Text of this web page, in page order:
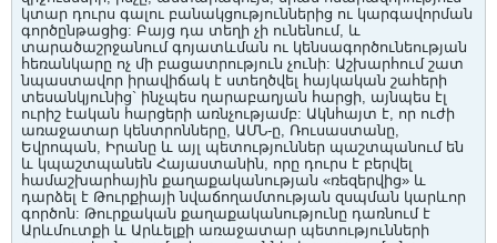
կտար դուրս գալու բանակցություններից ու կարգավորման
գործընթացից: Բայց դա տեղի չի ունենում, և
տարածաշրջանում գոյատևման ու կենսագործունեության
հեռանկարը ոչ մի բացատրություն չունի: Աշխարհում շատ
նպաստավոր իրավիճակ է ստեղծվել հայկական շահերի
տեսանկյունից` ինչպես ղարաբաղյան հարցի, այնպես էլ
ուրիշ էական հարցերի առնչությամբ: Ակնհայտ է, որ ուժի
առաջատար կենտրոնները, ԱՄՆ-ը, Ռուսաստանը,
Եվրոպան, Իրանը և այլ պետություններ պաշտպանում են
և կպաշտպանեն Հայաստանին, որը դուրս է բերվել
համաշխարհային քաղաքականության «ռեզերվից» և
դարձել է Թուրքիայի նվաճողամտության զսպման կարևոր
գործոն: Թուրքական քաղաքականությունը դառնում է
Արևմուտքի և Արևելքի առաջատար պետությունների